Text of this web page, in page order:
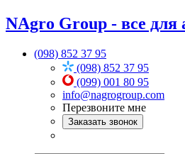
NAgro Group - все для
(098) 852 37 95
(098) 852 37 95
(099) 001 80 95
info@nagrogroup.com
Перезвоните мне
Заказать звонок